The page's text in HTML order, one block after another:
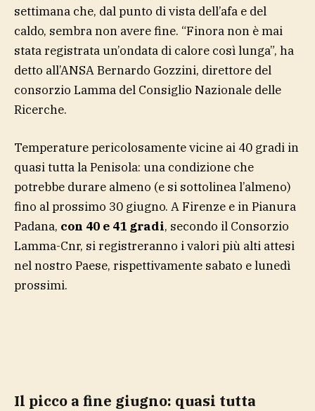
settimana che, dal punto di vista dell’afa e del
caldo, sembra non avere fine. “Finora non è mai
stata registrata un’ondata di calore così lunga”, ha
detto all’ANSA Bernardo Gozzini, direttore del
consorzio Lamma del Consiglio Nazionale delle
Ricerche.
Temperature pericolosamente vicine ai 40 gradi in
quasi tutta la Penisola: una condizione che
potrebbe durare almeno (e si sottolinea l’almeno)
fino al prossimo 30 giugno. A Firenze e in Pianura
Padana, con 40 e 41 gradi, secondo il Consorzio
Lamma-Cnr, si registreranno i valori più alti attesi
nel nostro Paese, rispettivamente sabato e lunedì
prossimi.
Il picco a fine giugno: quasi tutta